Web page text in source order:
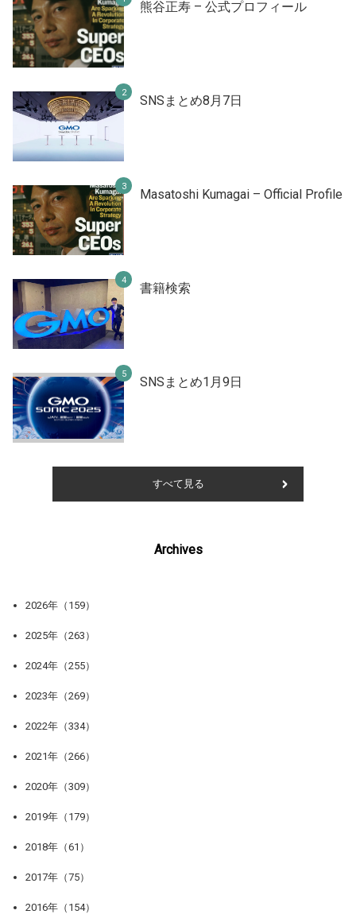
熊谷正寿 – 公式プロフィール
SNSまとめ8月7日
Masatoshi Kumagai – Official Profile
書籍検索
SNSまとめ1月9日
すべて見る
Archives
2026年（159）
2025年（263）
2024年（255）
2023年（269）
2022年（334）
2021年（266）
2020年（309）
2019年（179）
2018年（61）
2017年（75）
2016年（154）